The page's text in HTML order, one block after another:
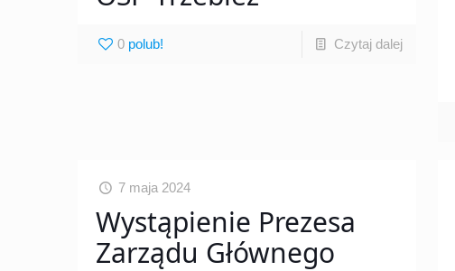
0 Czytaj dalej
7 maja 2024
Wystąpienie Prezesa
Zarządu Głównego